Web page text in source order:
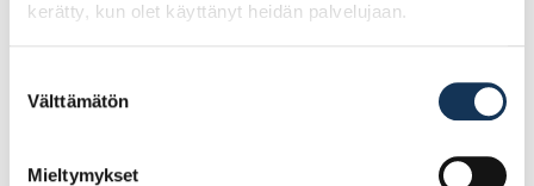
kerätty, kun olet käyttänyt heidän palvelujaan.
valinta
Välttämätön
Mieltymykset
10x10x2,0mm valkoinen